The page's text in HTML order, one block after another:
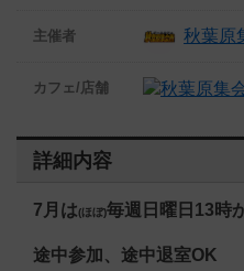
主催者 秋葉原
カフェ/店舗
詳細内容
7 月は(ほぼ)毎週日曜日13時
途中参加、途中退室OK